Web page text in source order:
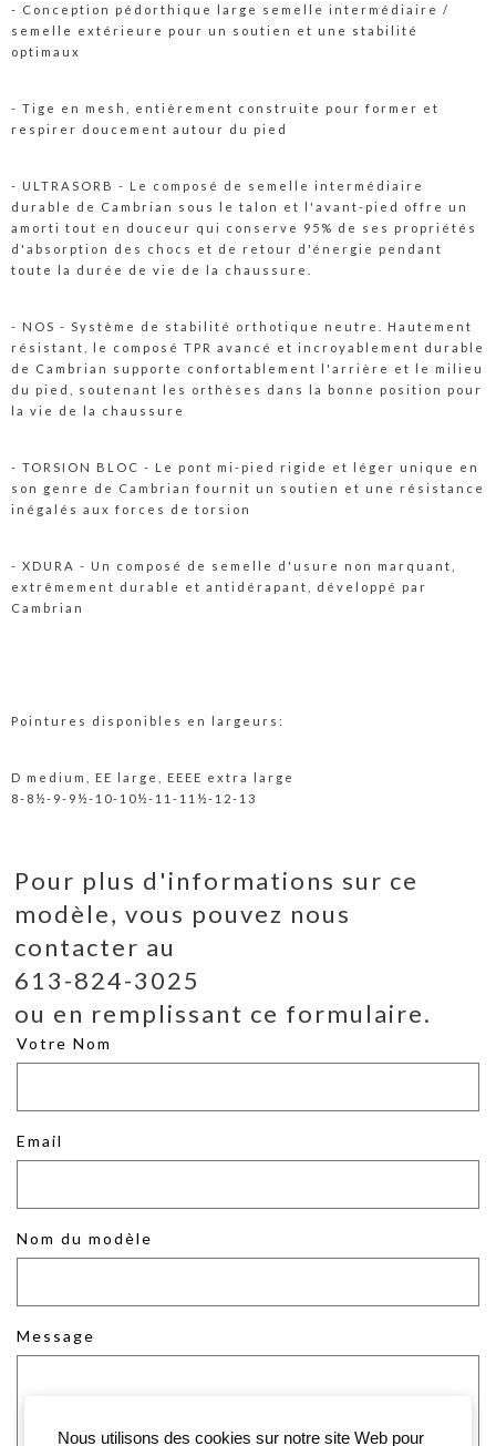
- Conception pédorthique large semelle intermédiaire /
semelle extérieure pour un soutien et une stabilité
optimaux
- Tige en mesh, entièrement construite pour former et
respirer doucement autour du pied
- ULTRASORB - Le composé de semelle intermédiaire
durable de Cambrian sous le talon et l'avant-pied offre un
amorti tout en douceur qui conserve 95% de ses propriétés
d'absorption des chocs et de retour d'énergie pendant
toute la durée de vie de la chaussure.
- NOS - Système de stabilité orthotique neutre. Hautement
résistant, le composé TPR avancé et incroyablement durable
de Cambrian supporte confortablement l'arrière et le milieu
du pied, soutenant les orthèses dans la bonne position pour
la vie de la chaussure
- TORSION BLOC - Le pont mi-pied rigide et léger unique en
son genre de Cambrian fournit un soutien et une résistance
inégalés aux forces de torsion
- XDURA - Un composé de semelle d'usure non marquant,
extrêmement durable et antidérapant, développé par
Cambrian
Pointures disponibles en largeurs:
D medium, EE large, EEEE extra large
8-8½-9-9½-10-10½-11-11½-12-13
Pour plus d'informations sur ce
modèle, vous pouvez nous
contacter au
613-824-3025
ou en remplissant ce formulaire.
Votre Nom
Email
Nom du modèle
Message
Nous utilisons des cookies sur notre site Web pour